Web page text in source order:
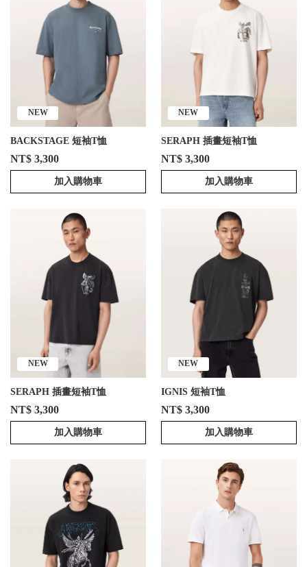
NEW
BACKSTAGE 短袖T恤
NT$ 3,300
加入購物車
NEW
SERAPH 插畫短袖T恤
NT$ 3,300
加入購物車
NEW
SERAPH 插畫短袖T恤
NT$ 3,300
加入購物車
NEW
IGNIS 短袖T恤
NT$ 3,300
加入購物車